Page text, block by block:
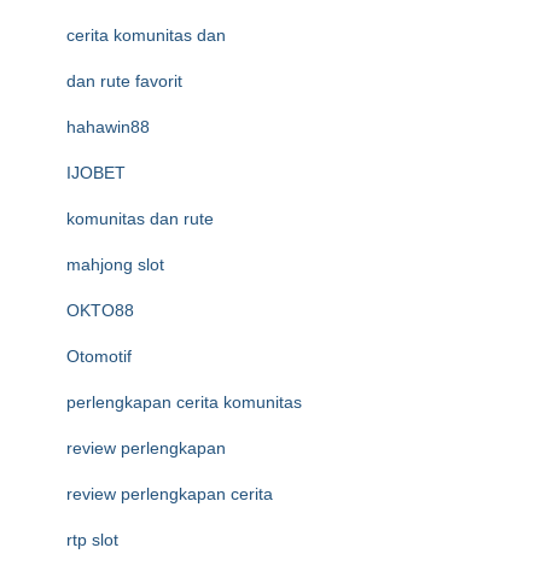
cerita komunitas dan
dan rute favorit
hahawin88
IJOBET
komunitas dan rute
mahjong slot
OKTO88
Otomotif
perlengkapan cerita komunitas
review perlengkapan
review perlengkapan cerita
rtp slot